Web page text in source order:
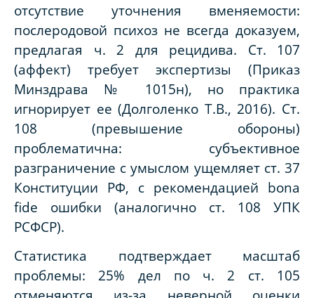
отсутствие уточнения вменяемости:
послеродовой психоз не всегда доказуем,
предлагая ч. 2 для рецидива. Ст. 107
(аффект) требует экспертизы (Приказ
Минздрава № 1015н), но практика
игнорирует ее (Долголенко Т.В., 2016). Ст.
108 (превышение обороны)
проблематична: субъективное
разграничение с умыслом ущемляет ст. 37
Конституции РФ, с рекомендацией bona
fide ошибки (аналогично ст. 108 УПК
РСФСР).
Статистика подтверждает масштаб
проблемы: 25% дел по ч. 2 ст. 105